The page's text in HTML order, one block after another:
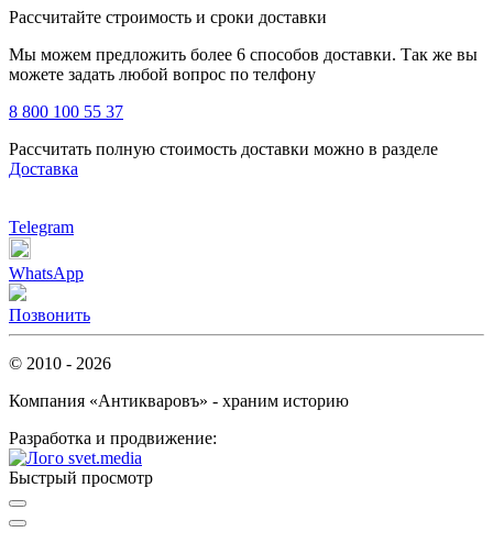
Рассчитайте строимость и сроки доставки
Мы можем предложить более 6 способов доставки. Так же вы
можете задать любой вопрос по телфону
8 800 100 55 37
Рассчитать полную стоимость доставки можно в разделе
Доставка
Telegram
WhatsApp
Позвонить
© 2010 - 2026
Компания «Антикваровъ» - храним историю
Разработка и продвижение:
Быстрый просмотр